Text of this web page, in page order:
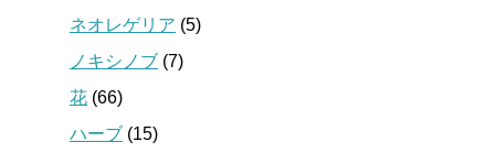
ネオレゲリア (5)
ノキシノブ (7)
花 (66)
ハーブ (15)